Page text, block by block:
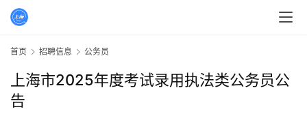
首页 招聘信息 公务员
上海市2025年度考试录用执法类公务员公
告